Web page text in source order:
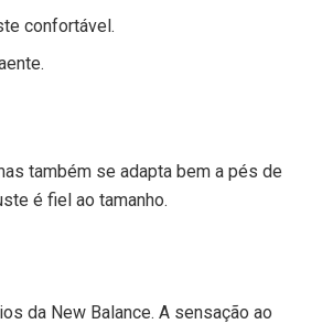
confortável.
também se adapta bem a pés de
é fiel ao tamanho.
da New Balance. A sensação ao